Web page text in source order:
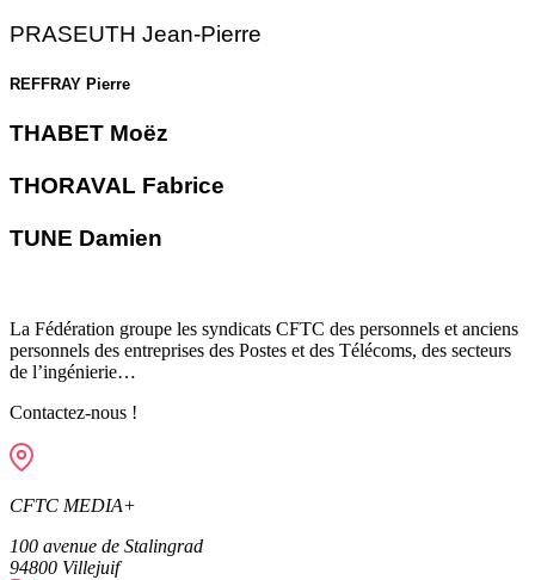
PRASEUTH Jean-Pierre
REFFRAY Pierre
THABET Moëz
THORAVAL Fabrice
TUNE Damien
La Fédération groupe les syndicats CFTC des personnels et anciens
personnels des entreprises des Postes et des Télécoms, des secteurs
de l’ingénierie…
Contactez-nous !
CFTC MEDIA+
100 avenue de Stalingrad
94800 Villejuif